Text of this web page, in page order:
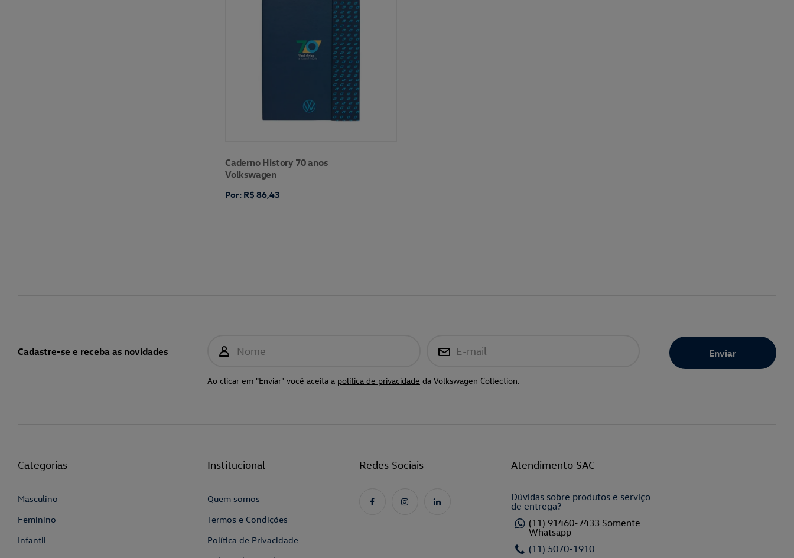
Caderno History 70 anos
Volkswagen
Por: R$ 86,43
Cadastre-se e receba as novidades Nome E-mail
Ao clicar em "Enviar" você aceita a política de privacidade da Volkswagen Collection.
Categorias
Masculino
Feminino
Infantil
Institucional
Quem somos
Termos e Condições
Política de Privacidade
Redes Sociais Atendimento SAC
Dúvidas sobre produtos e serviço
de entrega?
(11) 91460-7433 Somente
Whatsapp
(11) 5070-1910